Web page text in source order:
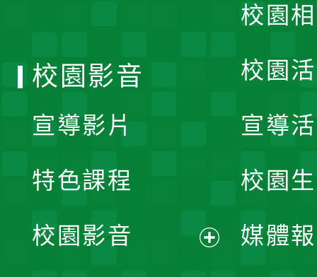
校園
校園
宣導
校園
媒體
校園影音
宣導影片
特色課程
校園影音